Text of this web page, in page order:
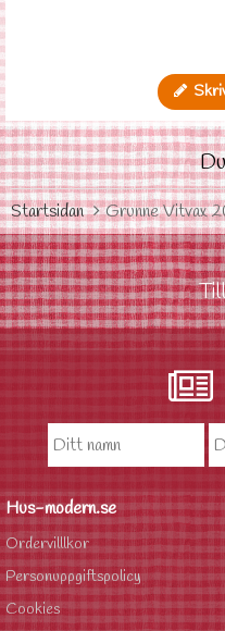
Startsidan Grunne Vitvax
Hus-modern.se
Ordervilllkor
Personuppgiftspolicy
Cookies